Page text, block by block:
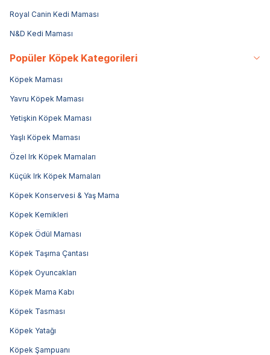
Royal Canin Kedi Maması
N&D Kedi Maması
Popüler Köpek Kategorileri
Köpek Maması
Yavru Köpek Maması
Yetişkin Köpek Maması
Yaşlı Köpek Maması
Özel Irk Köpek Mamaları
Küçük Irk Köpek Mamaları
Köpek Konservesi & Yaş Mama
Köpek Kemikleri
Köpek Ödül Maması
Köpek Taşıma Çantası
Köpek Oyuncakları
Köpek Mama Kabı
Köpek Tasması
Köpek Yatağı
Köpek Şampuanı